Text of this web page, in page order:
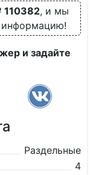
, и мы
и задайте
Раздельные
4